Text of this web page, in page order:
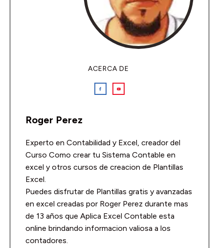
ACERCA DE
Roger Perez
Experto en Contabilidad y Excel, creador del
Curso Como crear tu Sistema Contable en
excel y otros cursos de creacion de Plantillas
Excel.
Puedes disfrutar de Plantillas gratis y avanzadas
en excel creadas por Roger Perez durante mas
de 13 años que Aplica Excel Contable esta
online brindando informacion valiosa a los
contadores.